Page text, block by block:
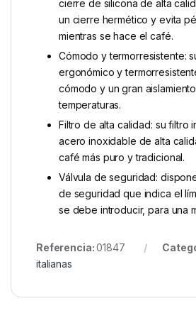
cierre de silicona de alta
un cierre hermético y evita
mientras se hace el café.
Cómodo y termorresistente:
ergonómico y
cómodo y un gran
temperaturas.
Filtro de alta calidad: su filtro
acero inoxidable de alta
café más puro y tradicional.
Válvula de seguridad:
de seguridad que indica el
se debe introducir, para una
Referencia:01847
italianas